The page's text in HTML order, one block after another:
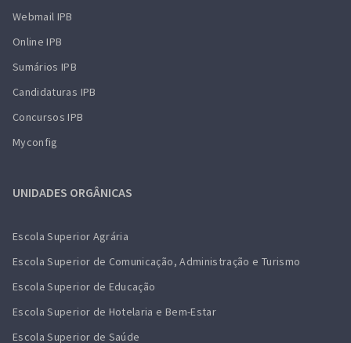
Webmail IPB
Online IPB
Sumários IPB
Candidaturas IPB
Concursos IPB
Myconfig
UNIDADES ORGÂNICAS
Escola Superior Agrária
Escola Superior de Comunicação, Administração e Turismo
Escola Superior de Educação
Escola Superior de Hotelaria e Bem-Estar
Escola Superior de Saúde